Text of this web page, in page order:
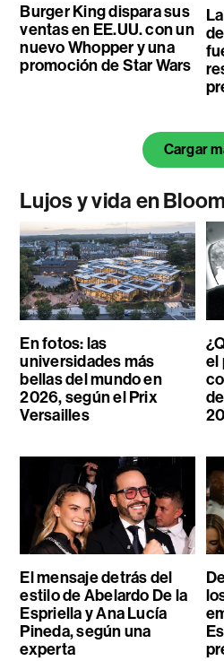
Burger King dispara sus
ventas en EE.UU. con un
nuevo Whopper y una
promoción de Star Wars
Cargar
Lujos y vida en
En fotos: las
universidades más
bellas del mundo en
2026, según el Prix
Versailles
el
El mensaje detrás del
estilo de Abelardo De la
Espriella y Ana Lucía
Pineda, según una
experta